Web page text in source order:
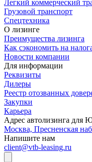
Легкий коммерческий
Грузовой транспорт
Спецтехника
О лизинге
Преимущества лизинга
Как сэкономить на
Новости компании
Для информации
Реквизиты
Дилеры
Реестр отозванных
Закупки
Карьера
Адрес автолизинга
Москва, Пресненская
Напишите нам
client@vtb-leasing.ru